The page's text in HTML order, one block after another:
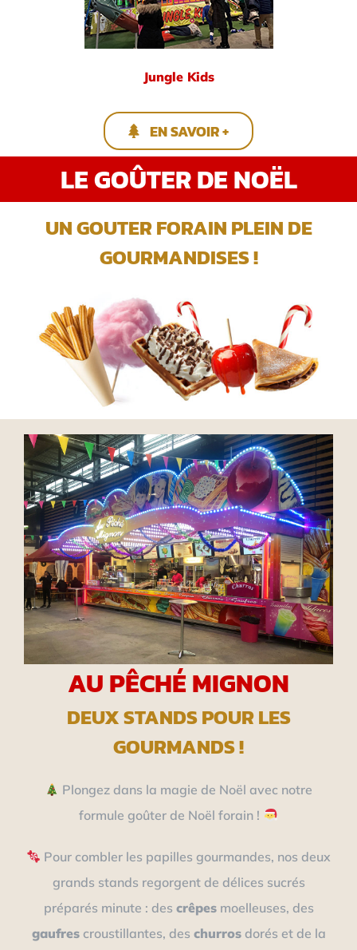
Jungle Kids
EN SAVOIR +
LE GOÛTER DE NOËL
UN GOUTER FORAIN PLEIN DE
GOURMANDISES !
AU PÊCHÉ MIGNON
DEUX STANDS POUR LES
GOURMANDS !
Plongez dans la magie de Noël avec notre
formule goûter de Noël forain !
Pour combler les papilles gourmandes, nos deux
grands stands regorgent de délices sucrés
préparés minute : des crêpesmoelleuses, des
gaufrescroustillantes, des churrosdorés et de la